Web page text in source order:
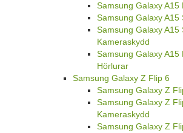
Samsung Galaxy A15
Samsung Galaxy A15
Samsung Galaxy A15
Kameraskydd
Samsung Galaxy
Hörlurar
Samsung Galaxy Z Flip 6
Samsung Galaxy Z
Samsung Galaxy Z
Kameraskydd
Samsung Galaxy Z